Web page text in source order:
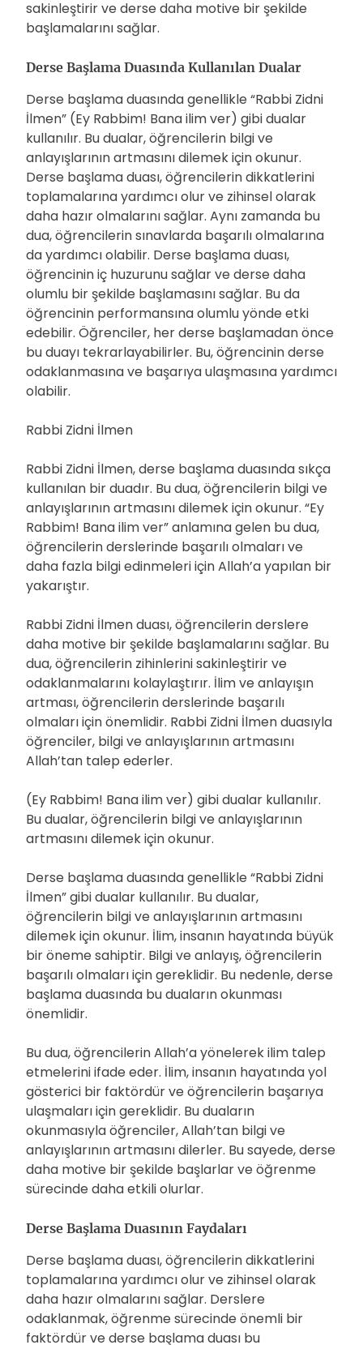
sakinleştirir ve derse daha motive bir şekilde
başlamalarını sağlar.
Derse Başlama Duasında Kullanılan Dualar
Derse başlama duasında genellikle “Rabbi Zidni
İlmen” (Ey Rabbim! Bana ilim ver) gibi dualar
kullanılır. Bu dualar, öğrencilerin bilgi ve
anlayışlarının artmasını dilemek için okunur.
Derse başlama duası, öğrencilerin dikkatlerini
toplamalarına yardımcı olur ve zihinsel olarak
daha hazır olmalarını sağlar. Aynı zamanda bu
dua, öğrencilerin sınavlarda başarılı olmalarına
da yardımcı olabilir. Derse başlama duası,
öğrencinin iç huzurunu sağlar ve derse daha
olumlu bir şekilde başlamasını sağlar. Bu da
öğrencinin performansına olumlu yönde etki
edebilir. Öğrenciler, her derse başlamadan önce
bu duayı tekrarlayabilirler. Bu, öğrencinin derse
odaklanmasına ve başarıya ulaşmasına yardımcı
olabilir.
Rabbi Zidni İlmen
Rabbi Zidni İlmen, derse başlama duasında sıkça
kullanılan bir duadır. Bu dua, öğrencilerin bilgi ve
anlayışlarının artmasını dilemek için okunur. “Ey
Rabbim! Bana ilim ver” anlamına gelen bu dua,
öğrencilerin derslerinde başarılı olmaları ve
daha fazla bilgi edinmeleri için Allah’a yapılan bir
yakarıştır.
Rabbi Zidni İlmen duası, öğrencilerin derslere
daha motive bir şekilde başlamalarını sağlar. Bu
dua, öğrencilerin zihinlerini sakinleştirir ve
odaklanmalarını kolaylaştırır. İlim ve anlayışın
artması, öğrencilerin derslerinde başarılı
olmaları için önemlidir. Rabbi Zidni İlmen duasıyla
öğrenciler, bilgi ve anlayışlarının artmasını
Allah’tan talep ederler.
(Ey Rabbim! Bana ilim ver) gibi dualar kullanılır.
Bu dualar, öğrencilerin bilgi ve anlayışlarının
artmasını dilemek için okunur.
Derse başlama duasında genellikle “Rabbi Zidni
İlmen” gibi dualar kullanılır. Bu dualar,
öğrencilerin bilgi ve anlayışlarının artmasını
dilemek için okunur. İlim, insanın hayatında büyük
bir öneme sahiptir. Bilgi ve anlayış, öğrencilerin
başarılı olmaları için gereklidir. Bu nedenle, derse
başlama duasında bu duaların okunması
önemlidir.
Bu dua, öğrencilerin Allah’a yönelerek ilim talep
etmelerini ifade eder. İlim, insanın hayatında yol
gösterici bir faktördür ve öğrencilerin başarıya
ulaşmaları için gereklidir. Bu duaların
okunmasıyla öğrenciler, Allah’tan bilgi ve
anlayışlarının artmasını dilerler. Bu sayede, derse
daha motive bir şekilde başlarlar ve öğrenme
sürecinde daha etkili olurlar.
Derse Başlama Duasının Faydaları
Derse başlama duası, öğrencilerin dikkatlerini
toplamalarına yardımcı olur ve zihinsel olarak
daha hazır olmalarını sağlar. Derslere
odaklanmak, öğrenme sürecinde önemli bir
faktördür ve derse başlama duası bu